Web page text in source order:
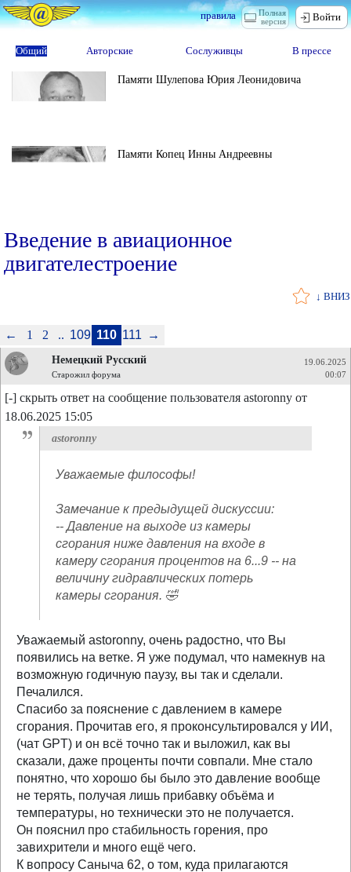
Полная
версия
правила Войти
Общий Авторские Сослуживцы В прессе
Памяти Шулепова Юрия Леонидовича
Памяти Копец Инны Андреевны
Введение в авиационное
двигателестроение
↓ ВНИЗ
← 1 2 .. 109 110 111 →
Немецкий Русский
Старожил форума
19.06.2025
00:07
[-] скрыть ответ на сообщение пользователя astoronny от
18.06.2025 15:05
astoronny
Уважаемые философы!
Замечание к предыдущей дискуссии:
-- Давление на выходе из камеры
сгорания ниже давления на входе в
камеру сгорания процентов на 6...9 -- на
величину гидравлических потерь
камеры сгорания. 🤣
Уважаемый astoronny, очень радостно, что Вы
появились на ветке. Я уже подумал, что намекнув на
возможную годичную паузу, вы так и сделали.
Печалился.
Спасибо за пояснение с давлением в камере
сгорания. Прочитав его, я проконсультировался у ИИ,
(чат GPT) и он всё точно так и выложил, как вы
сказали, даже проценты почти совпали. Мне стало
понятно, что хорошо бы было это давление вообще
не терять, получая лишь прибавку объёма и
температуры, но технически это не получается.
Он пояснил про стабильность горения, про
завихрители и много ещё чего.
К вопросу Саныча 62, о том, куда прилагаются